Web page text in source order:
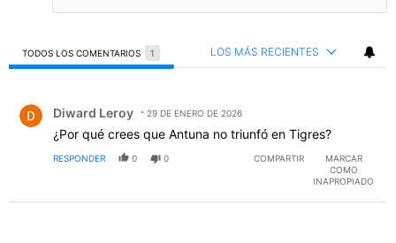
TODOS LOS COMENTARIOS 1 LOS MÁS RECIENTES
Diward Leroy 29 DE ENERO DE 2026
¿Por qué crees que Antuna no triunfó en Tigres?
RESPONDER 0 0 COMPARTIR
MARCAR
COMO
INAPROPIADO